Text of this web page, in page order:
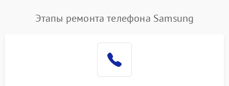
Этапы ремонта телефона Samsung